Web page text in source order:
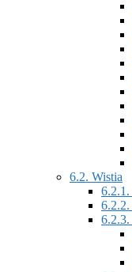
6.2. Wistia
6.2.1.
6.2.2.
6.2.3.